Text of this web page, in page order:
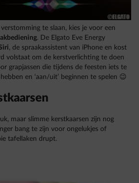
te slaan, kies je voor een
. De Elgato Eve Energy
, de spraakassistent van iPhone en kost
volstaat om de kerstverlichting te doen
grapjassen die tijdens de feesten iets te
en ‘aan/uit’ beginnen te spelen 😉
maar slimme kerstkaarsen zijn nog
bang te zijn voor ongelukjes of
tafellaken drupt.